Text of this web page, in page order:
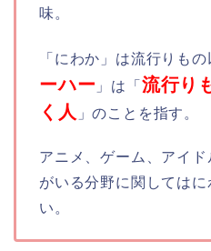
味。
「にわか」は流行りも
ーハー 」は「 流行り
く人 」のことを指す。
アニメ、ゲーム、アイ
がいる分野に関しては
い。